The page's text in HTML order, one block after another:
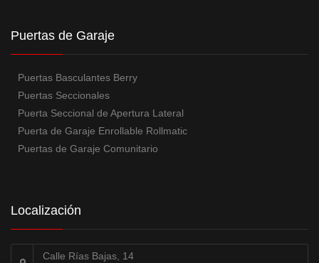
Puertas de Garaje
Puertas Basculantes Berry
Puertas Seccionales
Puerta Seccional de Apertura Lateral
Puerta de Garaje Enrollable Rollmatic
Puertas de Garaje Comunitario
Localización
Calle Rías Bajas, 14